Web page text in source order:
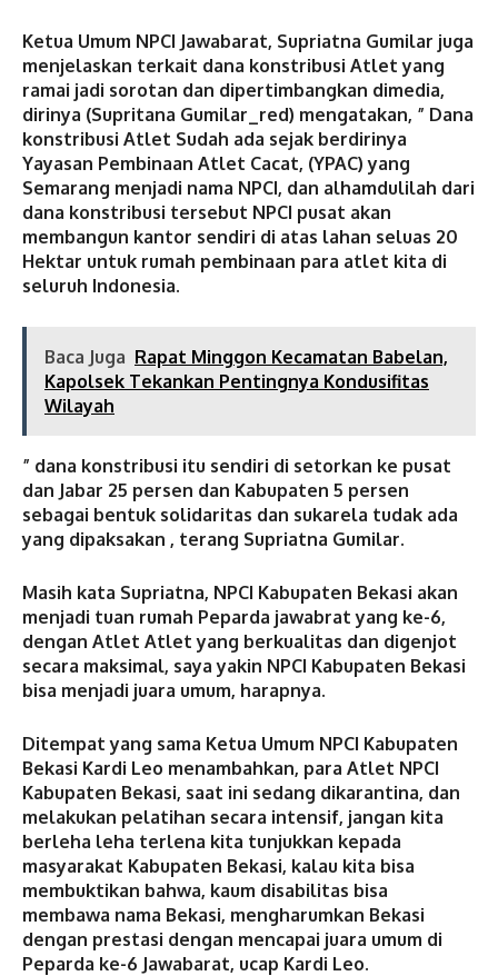
Ketua Umum NPCI Jawabarat, Supriatna Gumilar juga
menjelaskan terkait dana konstribusi Atlet yang
ramai jadi sorotan dan dipertimbangkan dimedia,
dirinya (Supritana Gumilar_red) mengatakan, ” Dana
konstribusi Atlet Sudah ada sejak berdirinya
Yayasan Pembinaan Atlet Cacat, (YPAC) yang
Semarang menjadi nama NPCI, dan alhamdulilah dari
dana konstribusi tersebut NPCI pusat akan
membangun kantor sendiri di atas lahan seluas 20
Hektar untuk rumah pembinaan para atlet kita di
seluruh Indonesia.
Baca Juga Rapat Minggon Kecamatan Babelan,
Kapolsek Tekankan Pentingnya Kondusifitas
Wilayah
” dana konstribusi itu sendiri di setorkan ke pusat
dan Jabar 25 persen dan Kabupaten 5 persen
sebagai bentuk solidaritas dan sukarela tudak ada
yang dipaksakan , terang Supriatna Gumilar.
Masih kata Supriatna, NPCI Kabupaten Bekasi akan
menjadi tuan rumah Peparda jawabrat yang ke-6,
dengan Atlet Atlet yang berkualitas dan digenjot
secara maksimal, saya yakin NPCI Kabupaten Bekasi
bisa menjadi juara umum, harapnya.
Ditempat yang sama Ketua Umum NPCI Kabupaten
Bekasi Kardi Leo menambahkan, para Atlet NPCI
Kabupaten Bekasi, saat ini sedang dikarantina, dan
melakukan pelatihan secara intensif, jangan kita
berleha leha terlena kita tunjukkan kepada
masyarakat Kabupaten Bekasi, kalau kita bisa
membuktikan bahwa, kaum disabilitas bisa
membawa nama Bekasi, mengharumkan Bekasi
dengan prestasi dengan mencapai juara umum di
Peparda ke-6 Jawabarat, ucap Kardi Leo.